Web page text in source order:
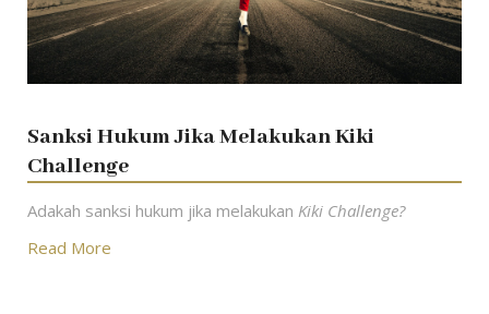
Sanksi Hukum Jika Melakukan Kiki
Challenge
Adakah sanksi hukum jika melakukan Kiki Challenge?
Read More